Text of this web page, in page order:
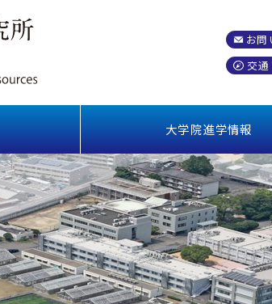
お問
交通
大学院進学情報